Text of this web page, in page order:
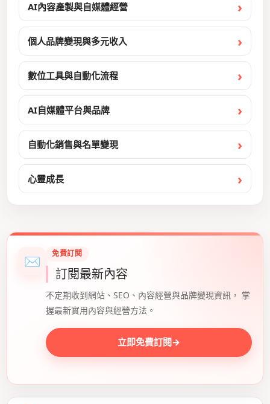
AI內容產製與自媒體經營
個人品牌變現與多元收入
數位工具與自動化流程
AI自媒體平台與品牌
自動化銷售與名單變現
心靈成長
✉ 免費訂閱
訂閱最新內容
不定期收到網站、SEO、內容經營與品牌變現資訊， 掌
握最新實用內容與經營方法。
立即免費訂閱→